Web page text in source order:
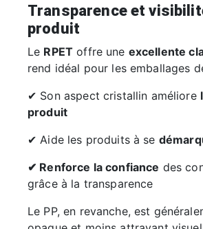
Transparence et
produit
Le RPET offre une excellente
rend idéal pour les emballages
✔ Son aspect cristallin améliore
produit
✔ Aide les produits à se
✔ Renforce la confiance des
grâce à la transparence
Le PP, en revanche, est